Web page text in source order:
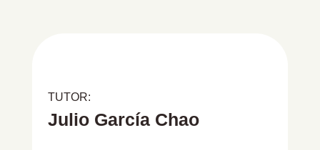
TUTOR:
Julio García Chao